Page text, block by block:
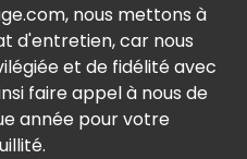
nous mettons à
d'entretien, car nous
et de fidélité avec
faire appel à nous de
année pour votre